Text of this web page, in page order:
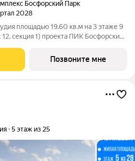
Босфорский Парк
2028
площадью 19.60 кв.м на 3 этаже 9
секция 1) проекта ПИК Босфорский
большие окна. Жилой квартал
Позвоните мне
5 этаж из 25